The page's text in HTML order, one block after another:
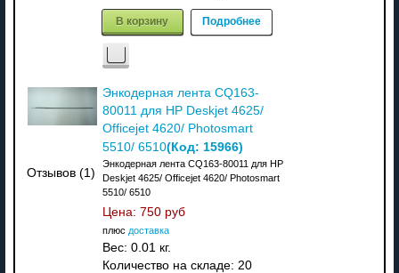
В корзину Подробнее
Отзывов (1)
Энкодерная лента CQ163-
80011 для HP Deskjet 4625/
Officejet 4620/ Photosmart
5510/ 6510(Код: 15966)
Энкодерная лента CQ163-80011 для HP
Deskjet 4625/ Officejet 4620/ Photosmart
5510/ 6510
Цена: 750 руб
плюс доставка
Вес: 0.01 кг.
Количество на складе: 20